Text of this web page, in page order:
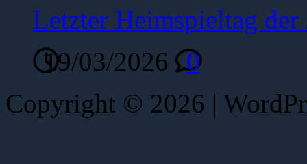
Letzter Heimspieltag der
19/03/2026
0
Copyright © 2026 |